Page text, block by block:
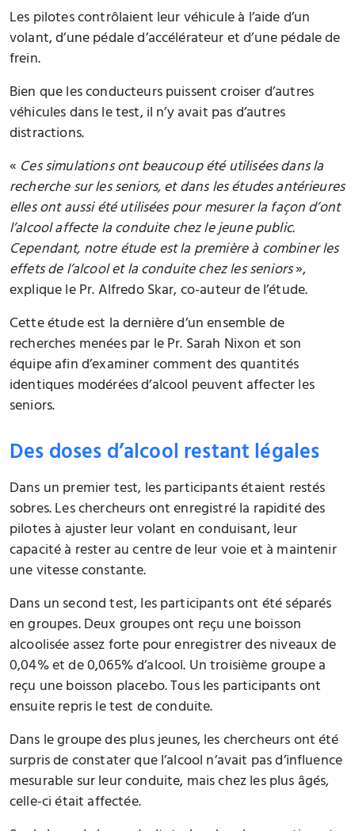
Les pilotes contrôlaient leur véhicule à l’aide d’un
volant, d’une pédale d’accélérateur et d’une pédale de
frein.
Bien que les conducteurs puissent croiser d’autres
véhicules dans le test, il n’y avait pas d’autres
distractions.
« Ces simulations ont beaucoup été utilisées dans la
recherche sur les seniors, et dans les études antérieures
elles ont aussi été utilisées pour mesurer la façon d’ont
l’alcool affecte la conduite chez le jeune public.
Cependant, notre étude est la première à combiner les
effets de l’alcool et la conduite chez les seniors»,
explique le Pr. Alfredo Skar, co-auteur de l’étude.
Cette étude est la dernière d’un ensemble de
recherches menées par le Pr. Sarah Nixon et son
équipe afin d’examiner comment des quantités
identiques modérées d’alcool peuvent affecter les
seniors.
Des doses d’alcool restant légales
Dans un premier test, les participants étaient restés
sobres. Les chercheurs ont enregistré la rapidité des
pilotes à ajuster leur volant en conduisant, leur
capacité à rester au centre de leur voie et à maintenir
une vitesse constante.
Dans un second test, les participants ont été séparés
en groupes. Deux groupes ont reçu une boisson
alcoolisée assez forte pour enregistrer des niveaux de
0,04% et de 0,065% d’alcool. Un troisième groupe a
reçu une boisson placebo. Tous les participants ont
ensuite repris le test de conduite.
Dans le groupe des plus jeunes, les chercheurs ont été
surpris de constater que l’alcool n’avait pas d’influence
mesurable sur leur conduite, mais chez les plus âgés,
celle-ci était affectée.